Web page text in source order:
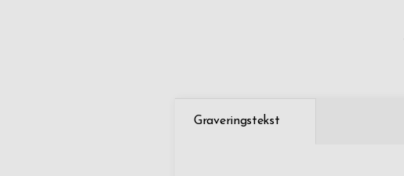
Graveringstekst